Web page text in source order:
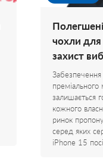
чохли
захист
Забезпечення
залишається
кожного
ринок
серед яких
iPhone 15